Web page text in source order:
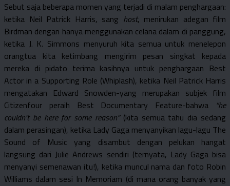
Sebut saja beberapa momen yang terjadi di malam penghargaan:
ketika Neil Patrick Harris, sang host, menirukan adegan film
Birdman dengan hanya menggunakan celana dalam di panggung,
ketika J. K. Simmons menyuruh kita semua untuk menelepon
orangtua kita ketimbang mengirim pesan singkat kepada
mereka di pidato terima kasihnya untuk penghargaan Best
Actor in a Supporting Role (Whiplash), ketika Neil Patrick Harris
mengatakan Edward Snowden-yang merupakan subjek film
Citizenfour peraih Best Documentary Feature-bahwa “he
couldn’t be here for some reason” (kita semua tahu dia sedang
dalam perasingan), ketika Lady Gaga menyanyikan lagu-lagu The
Sound of Music yang disambut dengan pelukan hangat
langsung dari Julie Andrews sendiri (ternyata, Lady Gaga bisa
menyanyi semenawan itu!), ketika muncul nama dan foto Robin
Williams dalam sesi In Memoriam (di mana orang banyak yang